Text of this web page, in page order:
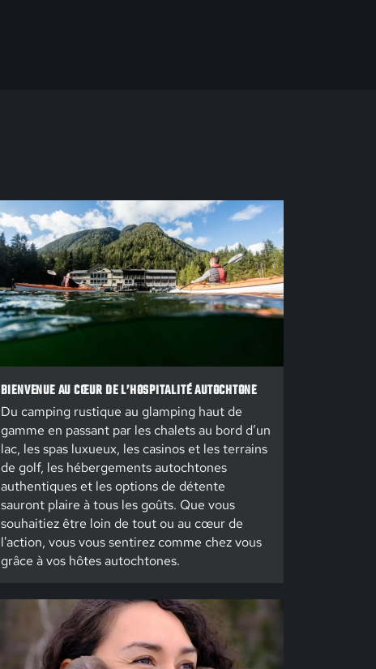
BIENVENUE AU CŒUR DE L’HOSPITALITÉ AUTOCHTONE
Du camping rustique au glamping haut de
gamme en passant par les chalets au bord d’un
lac, les spas luxueux, les casinos et les terrains
de golf, les hébergements autochtones
authentiques et les options de détente
sauront plaire à tous les goûts. Que vous
souhaitiez être loin de tout ou au cœur de
l'action, vous vous sentirez comme chez vous
grâce à vos hôtes autochtones.